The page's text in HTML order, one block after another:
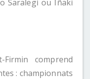
Saralegi ou Iñaki
comprend
: championnats